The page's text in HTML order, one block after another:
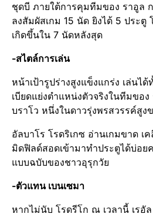
ชุดบี ภายใต้การคุมทีมของ​ ราอูล
ลงสัมผัสเกม​ 15​ นัด ยิงได้​ 5​ ประ
เกิดขึ้นใน 7 นัดหลังสุด
-สไตล์​การเล่น
หน้าเป้ารูปร่างสูงแข็งแกร่ง​ เล่นไ
เบียดแย่งตำแหน่งตัวจริงในทีมของ​
บราโว หนึ่งในดาวรุ่งพรสวรรค์​สูง
อัลบาโร​ โรดริเกซ​ อ่านเกมขาด​ เ
มิดฟิลด์​สอดเข้ามาทำประตูได้บ่อย
แบบฉบับของชาวอุรุกวัย​
-ตัวแทน​ เบนเซมา
หากไม่นับ​ โรดรีโก​ ณ​ เวลานี้ เรอั